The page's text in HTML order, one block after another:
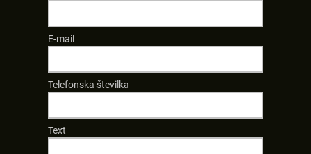
E-mail
Telefonska številka
Text